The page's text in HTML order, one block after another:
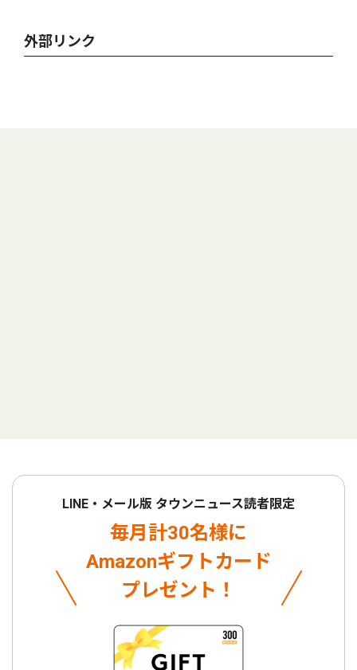
外部リンク
LINE・メール版 タウンニュース読者限定
毎月計30名様に
Amazonギフトカード
プレゼント！